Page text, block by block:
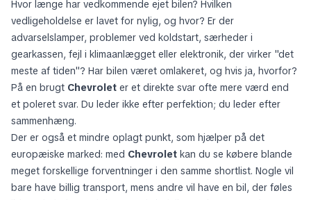
Stil praktiske spørgsmål til sælger, før du aftaler en fremvisning.
Hvor længe har vedkommende ejet bilen? Hvilken
vedligeholdelse er lavet for nylig, og hvor? Er der
advarselslamper, problemer ved koldstart, særheder i
gearkassen, fejl i klimaanlægget eller elektronik, der virker "det
meste af tiden"? Har bilen været omlakeret, og hvis ja, hvorfor?
På en brugtChevroleter et direkte svar ofte mere værd end
et poleret svar. Du leder ikke efter perfektion; du leder efter
sammenhæng.
Der er også et mindre oplagt punkt, som hjælper på det
europæiske marked: medChevrolet kan du se købere blande
meget forskellige forventninger i den samme shortlist. Nogle vil